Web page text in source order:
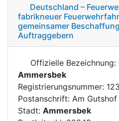
Deutschland –
fabrikneuer
gemeinsamer
Auftraggebern
Offizielle Bezeichnung:
Ammersbek
Registrierungsnummer:
Postanschrift: Am Gutshof
Stadt: Ammersbek